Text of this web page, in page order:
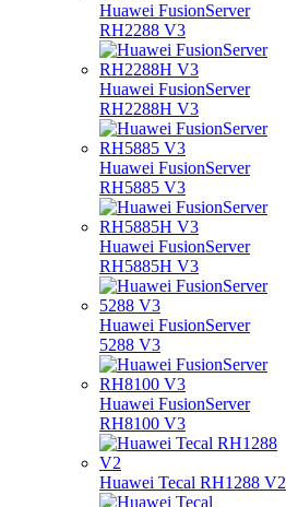
Huawei FusionServer
RH2288 V3
Huawei FusionServer
RH2288H V3
Huawei FusionServer
RH5885 V3
Huawei FusionServer
RH5885H V3
Huawei FusionServer
5288 V3
Huawei FusionServer
RH8100 V3
Huawei Tecal RH1288 V2